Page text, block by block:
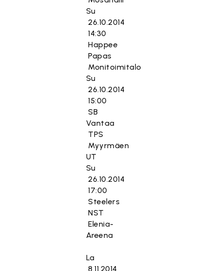
Su
26.10.2014
14:30
Happee
Papas
Monitoimitalo
Su
26.10.2014
15:00
SB
Vantaa
TPS
Myyrmäen
UT
Su
26.10.2014
17:00
Steelers
NST
Elenia-
Areena
La
8.11.2014